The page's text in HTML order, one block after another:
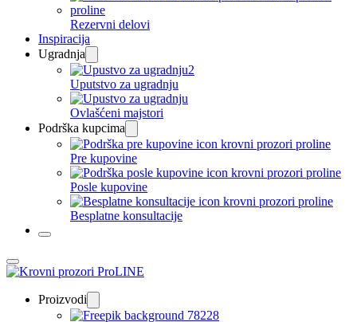
Rezervni delovi
Inspiracija
Ugradnja
Uputstvo za ugradnju
Ovlašćeni majstori
Podrška kupcima
Pre kupovine
Posle kupovine
Besplatne konsultacije
Proizvodi